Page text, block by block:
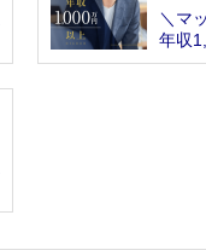
＼マ
年収
性